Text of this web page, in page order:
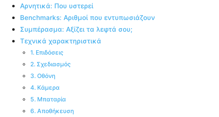
Αρνητικά: Που υστερεί
Benchmarks: Αριθμοί που εντυπωσιάζουν
Συμπέρασμα: Αξίζει τα λεφτά σου;
Τεχνικά χαρακτηριστικά
1. Επιδόσεις
2. Σχεδιασμός
3. Οθόνη
4. Κάμερα
5. Μπαταρία
6. Αποθήκευση